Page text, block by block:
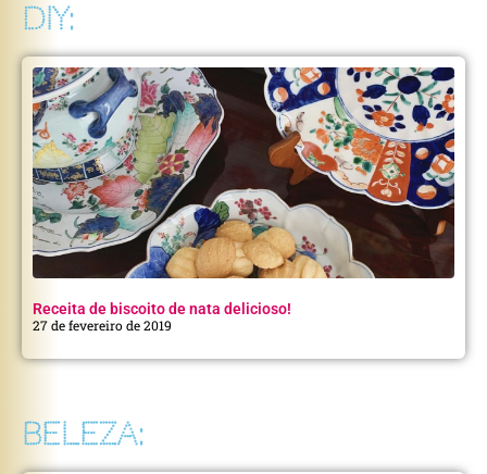
DIY:
Receita de biscoito de nata delicioso!
27 de fevereiro de 2019
BELEZA: